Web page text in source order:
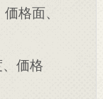
格面、
価格